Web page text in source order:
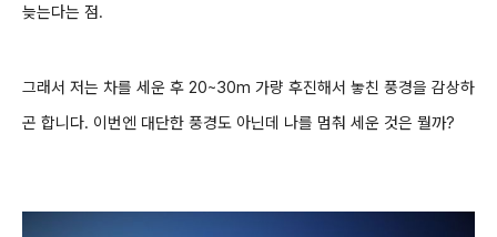
늦는다는 점.
그래서 저는 차를 세운 후 20~30m 가량 후진해서 놓친 풍경을 감상하
곤 합니다. 이번엔 대단한 풍경도 아닌데 나를 멈춰 세운 것은 뭘까?